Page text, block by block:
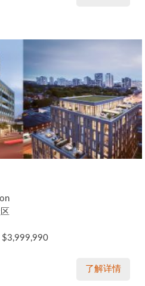
$3,999,990
了解详情